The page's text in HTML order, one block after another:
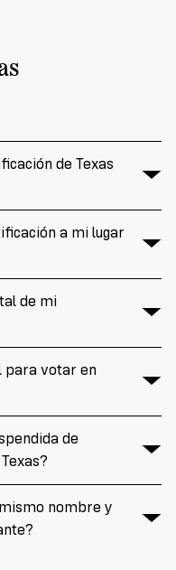
de Texas
a mi lugar
de mi
para votar en
de
nombre y